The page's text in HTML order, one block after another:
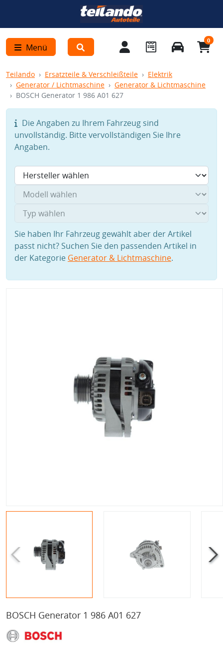
Menü
0
Teilando Ersatzteile & Verschleißteile
Elektrik
Generator / Lichtmaschine
Generator & Lichtmaschine
BOSCH Generator 1 986 A01 627
Die Angaben zu Ihrem Fahrzeug sind
unvollständig. Bitte vervollständigen Sie Ihre
Angaben.
Sie haben Ihr Fahrzeug gewählt aber der Artikel
passt nicht? Suchen Sie den passenden Artikel in
der Kategorie Generator & Lichtmaschine.
BOSCH Generator 1 986 A01 627